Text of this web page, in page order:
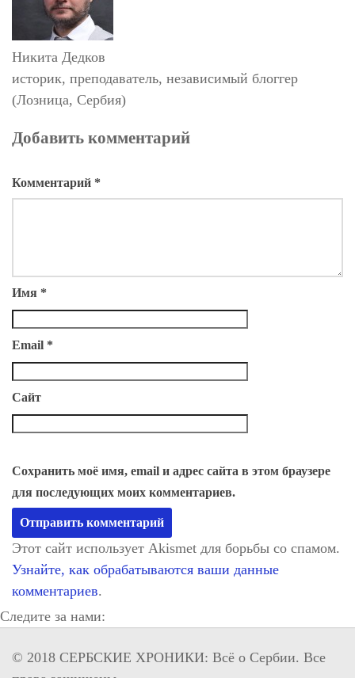
Никита Дедков
историк, преподаватель, независимый блоггер
(Лозница, Сербия)
Добавить комментарий
Комментарий *
Имя *
Email *
Сайт
Сохранить моё имя, email и адрес сайта в этом браузере
для последующих моих комментариев.
Этот сайт использует Akismet для борьбы со спамом.
Узнайте, как обрабатываются ваши данные
комментариев.
Следите за нами:
© 2018 СЕРБСКИЕ ХРОНИКИ: Всё о Сербии. Все